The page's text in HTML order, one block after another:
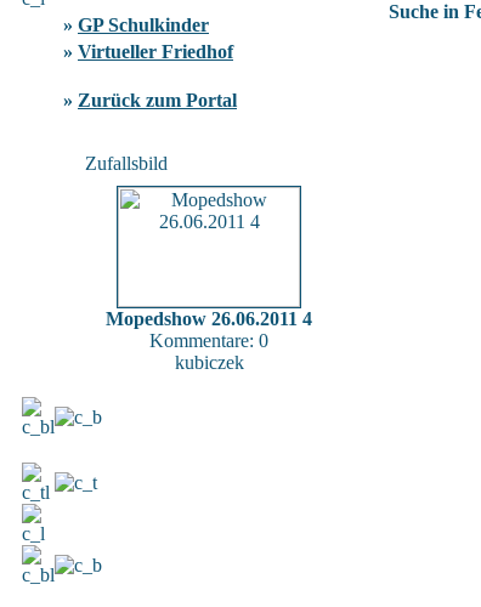
» GP Schulkinder
» Virtueller Friedhof
» Zurück zum Portal
Zufallsbild
Mopedshow 26.06.2011 4
Kommentare: 0
kubiczek
Suche in